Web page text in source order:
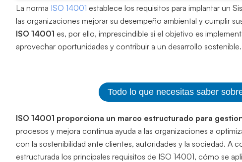
La norma ISO 14001 establece los requisitos para implantar un
las organizaciones mejorar su desempeño ambiental y cumplir
ISO 14001 es, por ello, imprescindible si el objetivo es
aprovechar oportunidades y contribuir a un desarrollo sostenible.
Todo lo que necesitas saber
ISO 14001 proporciona un marco estructurado para
procesos y mejora continua ayuda a las organizaciones a
con la sostenibilidad ante clientes, autoridades y la sociedad. A
estructurada los principales requisitos de ISO 14001, cómo se